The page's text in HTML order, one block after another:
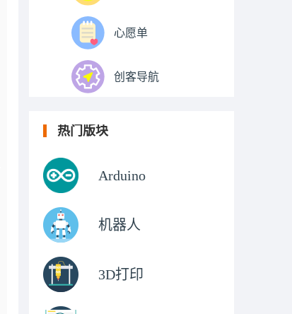
心愿单
创客导航
热门版块
Arduino
机器人
3D打印